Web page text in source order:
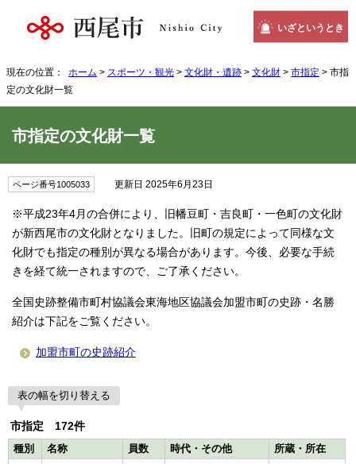
いざというとき
現在の位置： ホーム > スポーツ・観光 > 文化財・遺跡 > 文化財 > 市指定 > 市指
定の文化財一覧
市指定の文化財一覧
ページ番号1005033 更新日 2025年6月23日
※平成23年4月の合併により、旧幡豆町・吉良町・一色町の文化財
が新西尾市の文化財となりました。旧町の規定によって同様な文
化財でも指定の種別が異なる場合があります。今後、必要な手続
きを経て統一されますので、ご了承ください。
全国史跡整備市町村協議会東海地区協議会加盟市町の史跡・名勝
紹介は下記をご覧ください。
加盟市町の史跡紹介
表の幅を切り替える
市指定 172件
種別
名称 員数 時代・その他
所蔵・所在